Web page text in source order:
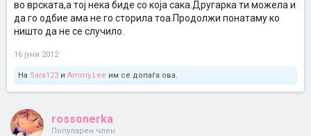
во врската,а тој нека биде со која сака.Другарка ти можела и
да го одбие ама не го сторила тоа.Продолжи понатаму ко
ништо да не се случило.
16 јуни 2012
На Sara123 и Ammy.Lee им се допаѓа ова.
rossonerka
Популарен член